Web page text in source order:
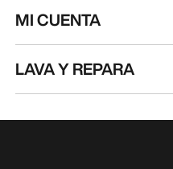
MI CUENTA
LAVA Y REPARA